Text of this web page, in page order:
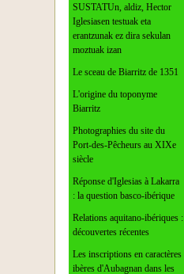
SUSTATUn, aldiz, Hector
Iglesiasen testuak eta
erantzunak ez dira sekulan
moztuak izan
Le sceau de Biarritz de 1351
L'origine du toponyme
Biarritz
Photographies du site du
Port-des-Pêcheurs au XIXe
siècle
Réponse d'Iglesias à Lakarra
: la question basco-ibérique
Relations aquitano-ibériques :
découvertes récentes
Les inscriptions en caractères
ibères d'Aubagnan dans les